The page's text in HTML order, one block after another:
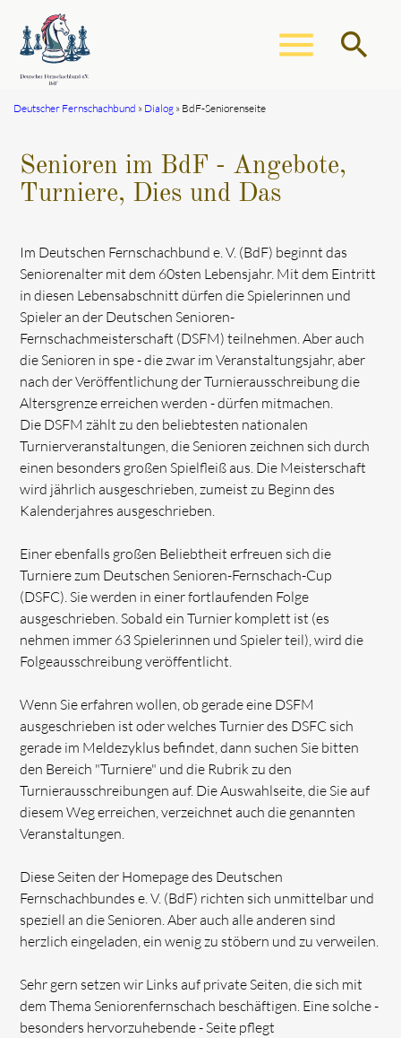
menu search
Deutscher Fernschachbund Dialog BdF-Seniorenseite
Senioren im BdF - Angebote,
Turniere, Dies und Das
Im Deutschen Fernschachbund e. V. (BdF) beginnt das
Seniorenalter mit dem 60sten Lebensjahr. Mit dem Eintritt
in diesen Lebensabschnitt dürfen die Spielerinnen und
Spieler an der Deutschen Senioren-
Fernschachmeisterschaft (DSFM) teilnehmen. Aber auch
die Senioren in spe - die zwar im Veranstaltungsjahr, aber
nach der Veröffentlichung der Turnierausschreibung die
Altersgrenze erreichen werden - dürfen mitmachen.
Die DSFM zählt zu den beliebtesten nationalen
Turnierveranstaltungen, die Senioren zeichnen sich durch
einen besonders großen Spielfleiß aus. Die Meisterschaft
wird jährlich ausgeschrieben, zumeist zu Beginn des
Kalenderjahres ausgeschrieben.
Einer ebenfalls großen Beliebtheit erfreuen sich die
Turniere zum Deutschen Senioren-Fernschach-Cup
(DSFC). Sie werden in einer fortlaufenden Folge
ausgeschrieben. Sobald ein Turnier komplett ist (es
nehmen immer 63 Spielerinnen und Spieler teil), wird die
Folgeausschreibung veröffentlicht.
Wenn Sie erfahren wollen, ob gerade eine DSFM
ausgeschrieben ist oder welches Turnier des DSFC sich
gerade im Meldezyklus befindet, dann suchen Sie bitten
den Bereich "Turniere" und die Rubrik zu den
Turnierausschreibungen auf. Die Auswahlseite, die Sie auf
diesem Weg erreichen, verzeichnet auch die genannten
Veranstaltungen.
Diese Seiten der Homepage des Deutschen
Fernschachbundes e. V. (BdF) richten sich unmittelbar und
speziell an die Senioren. Aber auch alle anderen sind
herzlich eingeladen, ein wenig zu stöbern und zu verweilen.
Sehr gern setzen wir Links auf private Seiten, die sich mit
dem Thema Seniorenfernschach beschäftigen. Eine solche -
besonders hervorzuhebende - Seite pflegt